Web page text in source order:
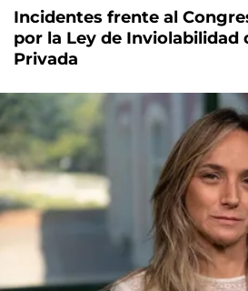
Incidentes frente al
por la Ley de Inviolabilidad
Privada